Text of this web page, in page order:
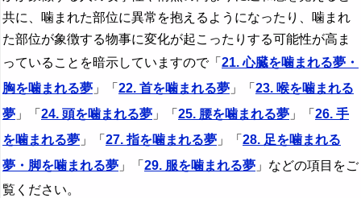
共に、噛まれた部位に異常を抱えるようになったり、噛まれ
た部位が象徴する物事に変化が起こったりする可能性が高ま
っていることを暗示していますので「 21. 心臓を噛まれる夢・
胸を噛まれる夢 」「 22. 首を噛まれる夢 」「 23. 喉を噛まれる
夢 」「 24. 頭を噛まれる夢 」「 25. 腰を噛まれる夢 」「 26. 手
を噛まれる夢 」「 27. 指を噛まれる夢 」「 28. 足を噛まれる
夢・脚を噛まれる夢 」「 29. 服を噛まれる夢 」などの項目をご
覧ください。